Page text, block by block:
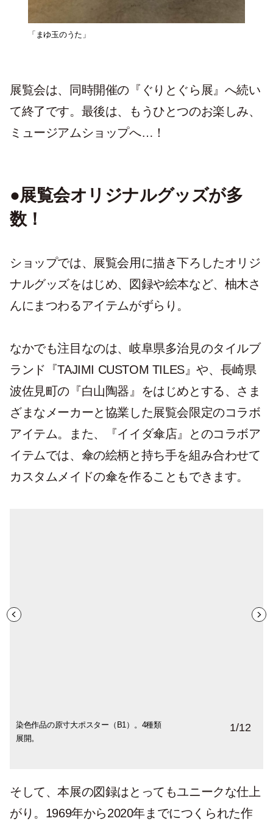
「まゆ玉のうた」
展覧会は、同時開催の『ぐりとぐら展』へ続い
て終了です。最後は、もうひとつのお楽しみ、
ミュージアムショップへ…！
●展覧会オリジナルグッズが多
数！
ショップでは、展覧会用に描き下ろしたオリジ
ナルグッズをはじめ、図録や絵本など、柚木さ
んにまつわるアイテムがずらり。
なかでも注目なのは、岐阜県多治見のタイルブ
ランド『TAJIMI CUSTOM TILES』や、長崎県
波佐見町の『白山陶器』をはじめとする、さま
ざまなメーカーと協業した展覧会限定のコラボ
アイテム。また、『イイダ傘店』とのコラボア
イテムでは、傘の絵柄と持ち手を組み合わせて
カスタムメイドの傘を作ることもできます。
染色作品の原寸大ポスター（B1）。4種類
展開。
展覧会限定のカスタムタイル（12種）。
『TAJIMI CUSTOM TILES』とのコラボ。
『白山陶器』による豆皿（4種）。電子レン
ジ・食洗機にも対応。
『白山陶器』とコラボしたマグカップ。
『KINTO』とのコラボタンブラー
（350ml）。展覧会のために描き下ろされ
『イイダ傘店』とのコラボでカスタムメイ
ドで作れる雨傘。
傘の持ち手は5種類から。
展覧会オリジナルポストカード。
和紙のバッグやペンケース。
展覧会限定のおでかけサコッシュ。柚木さ
んがデザインを手がけるお菓子屋さん・
『IDÉE TOKYO』で発売されるソックス。
右の赤色のアルファベットの絵柄が展覧会
『飛騨産業』100年記念のクッションカバ
ー。
1/12
そして、本展の図録はとってもユニークな仕上
がり。1969年から2020年までにつくられた作